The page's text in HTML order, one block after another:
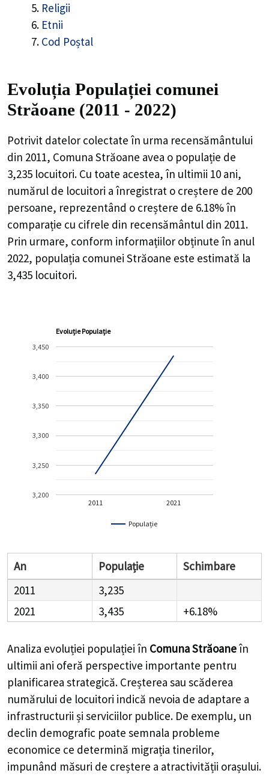
Religii
Etnii
Cod Poștal
Evoluția Populației comunei
Străoane (2011 - 2022)
Potrivit datelor colectate în urma recensământului
din 2011, Comuna Străoane avea o populație de
3,235 locuitori. Cu toate acestea, în ultimii 10 ani,
numărul de locuitori a înregistrat o creștere de 200
persoane, reprezentând o creștere de 6.18%în
comparație cu cifrele din recensământul din 2011.
Prin urmare, conform informațiilor obținute în anul
2022, populația comunei Străoane este estimată la
3,435 locuitori.
Evoluție Populație
Populație
2011 2021
3,200
3,250
3,300
3,350
3,400
3,450
An Populație
Schimbare
2011
3,235
2021
3,435 +6.18%
Analiza evoluției populației în Comuna Străoaneîn
ultimii ani oferă perspective importante pentru
planificarea strategică. Creșterea sau scăderea
numărului de locuitori indică nevoia de adaptare a
infrastructurii și serviciilor publice. De exemplu, un
declin demografic poate semnala probleme
economice ce determină migrația tinerilor,
impunând măsuri de creștere a atractivității orașului.